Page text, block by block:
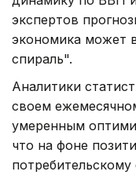
экспертов
экономика может
спираль".
Аналитики
своем
умеренным
что на фоне